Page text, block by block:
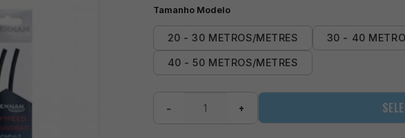
Tamanho Modelo
20 - 30 METROS/METRES 30 - 40
40 - 50 METROS/METRES
− +